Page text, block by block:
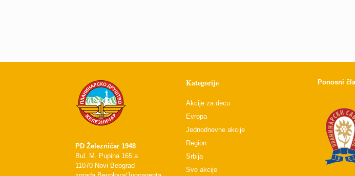
PD Železničar 1948
Bul. M. Pupina 165 a
11070 Novi Beograd
Kategorije
Akcije za decu
Evropa
Jednodnevne akcije
Region
Srbija
Sve akcije
Ponosni